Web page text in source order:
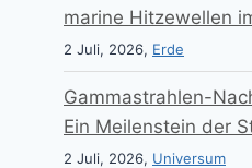
marine Hitzewellen
2 Juli, 2026, Erde
Gammastrahlen-
Ein Meilenstein der
2 Juli, 2026, Universum